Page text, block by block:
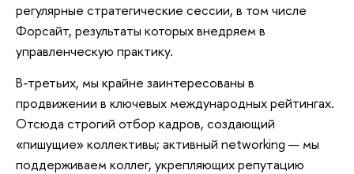
регулярные стратегические сессии, в том числе
Форсайт, результаты которых внедряем в
управленческую практику.
В-третьих, мы крайне заинтересованы в
продвижении в ключевых международных рейтингах.
Отсюда строгий отбор кадров, создающий
«пишущие» коллективы; активный networking — мы
поддерживаем коллег, укрепляющих репутацию